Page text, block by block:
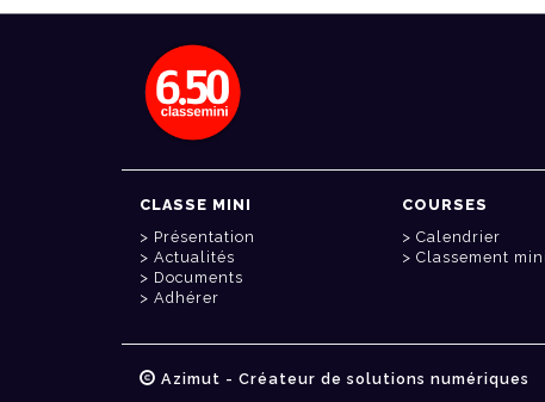
CLASSE MINI
Présentation
Actualités
Documents
Adhérer
COURSES
Calendrier
Classement mini
Azimut - Créateur de solutions numériques